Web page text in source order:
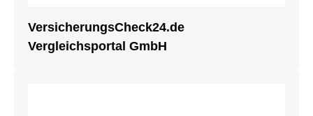
VersicherungsCheck24.de
Vergleichsportal GmbH